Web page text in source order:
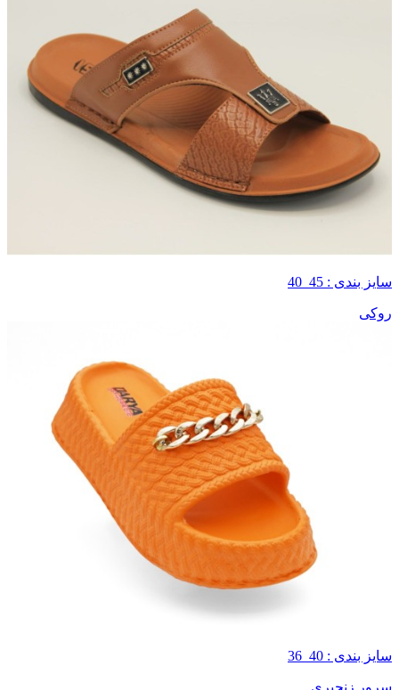
سایز بندی : 45_40
روکی
سایز بندی : 40_36
سرور زنجیری